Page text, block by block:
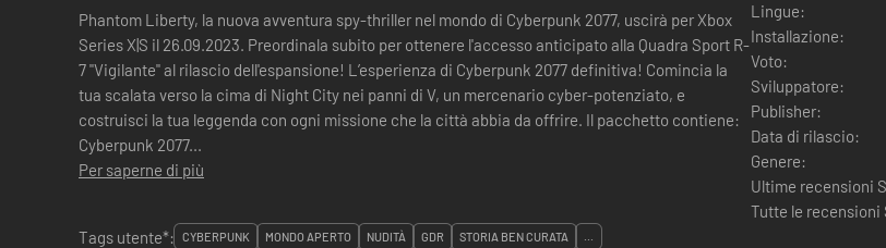
Phantom Liberty, la nuova avventura spy-thriller nel mondo di Cyberpunk 2077, uscirà per Xbox
Series X|S il 26.09.2023. Preordinala subito per ottenere l'accesso anticipato alla Quadra Sport R-
7 "Vigilante" al rilascio dell'espansione! L’esperienza di Cyberpunk 2077 definitiva! Comincia la
tua scalata verso la cima di Night City nei panni di V, un mercenario cyber-potenziato, e
costruisci la tua leggenda con ogni missione che la città abbia da offrire. Il pacchetto contiene:
Cyberpunk 2077...
Per saperne di più
Lingue:
Installazione:
Voto:
Sviluppatore:
Publisher:
Data di rilascio:
Genere:
Ultime recensioni
Tutte le recensioni
Tags utente*:
CYBERPUNK MONDO APERTO NUDITÀ GDR STORIA BEN CURATA ...